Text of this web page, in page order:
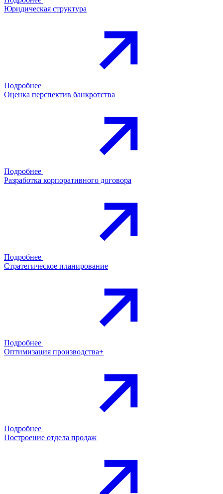
Юридическая структура
Подробнее
Оценка перспектив банкротства
Подробнее
Разработка корпоративного договора
Подробнее
Стратегическое планирование
Подробнее
Оптимизация производства+
Подробнее
Построение отдела продаж